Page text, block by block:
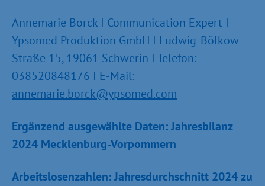
Annemarie Borck I Communication Expert I
Ypsomed Produktion GmbH I Ludwig-Bölkow-
Straße 15, 19061 Schwerin I Telefon:
038520848176 I E-Mail:
annemarie.borck@ypsomed.com
Ergänzend ausgewählte Daten: Jahresbilanz
2024 Mecklenburg-Vorpommern
Arbeitslosenzahlen: Jahresdurchschnitt 2024 zu